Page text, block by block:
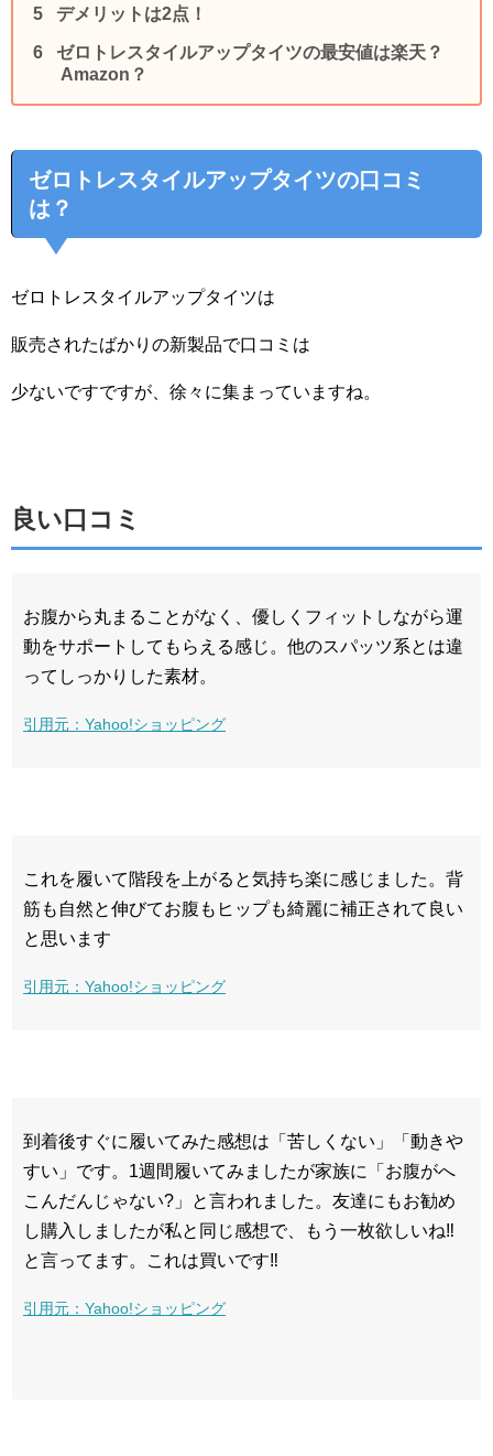
デメリットは2点！
ゼロトレスタイルアップタイツの最安値は楽天？
Amazon？
ゼロトレスタイルアップタイツの口コミ
は？
ゼロトレスタイルアップタイツは
販売されたばかりの新製品で口コミは
少ないですですが、徐々に集まっていますね。
良い口コミ
お腹から丸まることがなく、優しくフィットしながら運
動をサポートしてもらえる感じ。他のスパッツ系とは違
ってしっかりした素材。
引用元：Yahoo!ショッピング
これを履いて階段を上がると気持ち楽に感じました。背
筋も自然と伸びてお腹もヒップも綺麗に補正されて良い
と思います
引用元：Yahoo!ショッピング
到着後すぐに履いてみた感想は「苦しくない」「動きや
すい」です。1週間履いてみましたが家族に「お腹がへ
こんだんじゃない?」と言われました。友達にもお勧め
し購入しましたが私と同じ感想で、もう一枚欲しいね‼︎
と言ってます。これは買いです‼︎
引用元：Yahoo!ショッピング